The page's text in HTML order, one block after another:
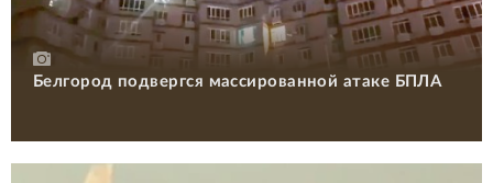
Белгород подвергся массированной атаке БПЛА